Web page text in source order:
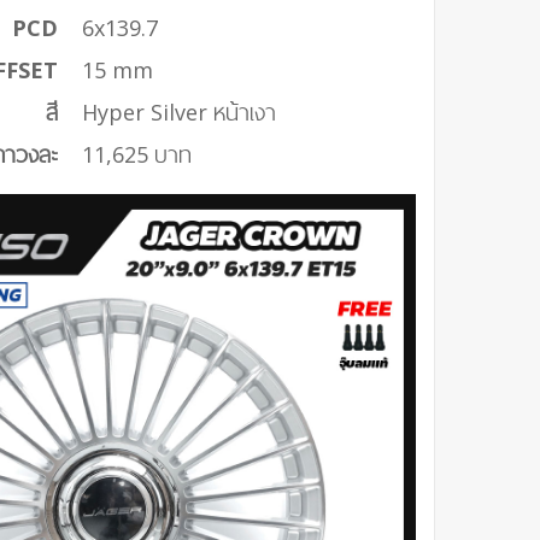
PCD
6x139.7
15 mm
สี
Hyper Silver หน้าเงา
วงละ
11,625 บาท